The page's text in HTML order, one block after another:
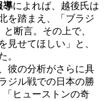
導によれば、越後氏は
を踏まえ、「ブラジ
断言。その上で、
見せてほしい」と、
。
彼の分析がさらに具
ジル戦での日本の勝
ヒューストンの奇